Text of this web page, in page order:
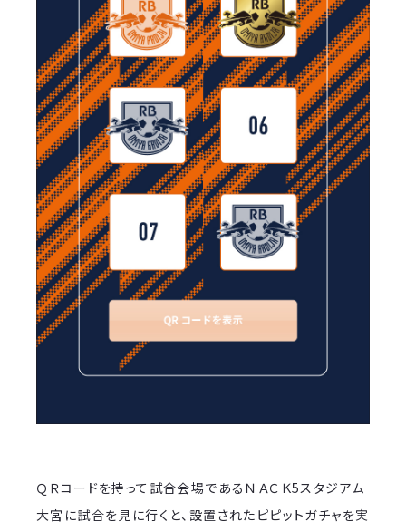
ＱＲコードを持って試合会場であるＮＡＣＫ5スタジアム
大宮に試合を見に行くと、設置されたピピットガチャを実